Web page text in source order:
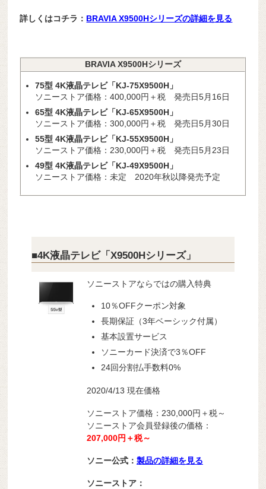
詳しくはコチラ： BRAVIA X9500Hシリーズの詳細を見る
BRAVIA X9500Hシリーズ
75型 4K液晶テレビ「KJ-75X9500H」
ソニーストア価格：400,000円＋税 発売日5月16日
65型 4K液晶テレビ「KJ-65X9500H」
ソニーストア価格：300,000円＋税 発売日5月30日
55型 4K液晶テレビ「KJ-55X9500H」
ソニーストア価格：230,000円＋税 発売日5月23日
49型 4K液晶テレビ「KJ-49X9500H」
ソニーストア価格：未定 2020年秋以降発売予定
■4K液晶テレビ「X9500Hシリーズ」
ソニーストアならではの購入特典
10％OFFクーポン対象
長期保証（3年ベーシック付属）
基本設置サービス
ソニーカード決済で3％OFF
24回分割払手数料0%
2020/4/13 現在価格
ソニーストア価格：230,000円＋税～
ソニーストア会員登録後の価格：
207,000円＋税～
ソニー公式： 製品の詳細を見る
ソニーストア：